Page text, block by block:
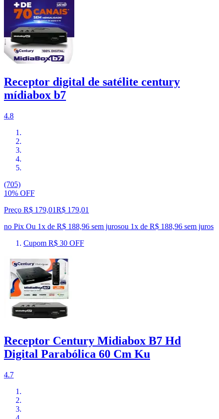
Receptor digital de satélite century
mídiabox b7
4.8
(705)
10% OFF
Preço R$ 179,01R$ 179,01
no Pix Ou 1x de R$ 188,96 sem jurosou 1x de R$ 188,96 sem juros
Cupom R$ 30 OFF
Receptor Century Midiabox B7 Hd
Digital Parabólica 60 Cm Ku
4.7